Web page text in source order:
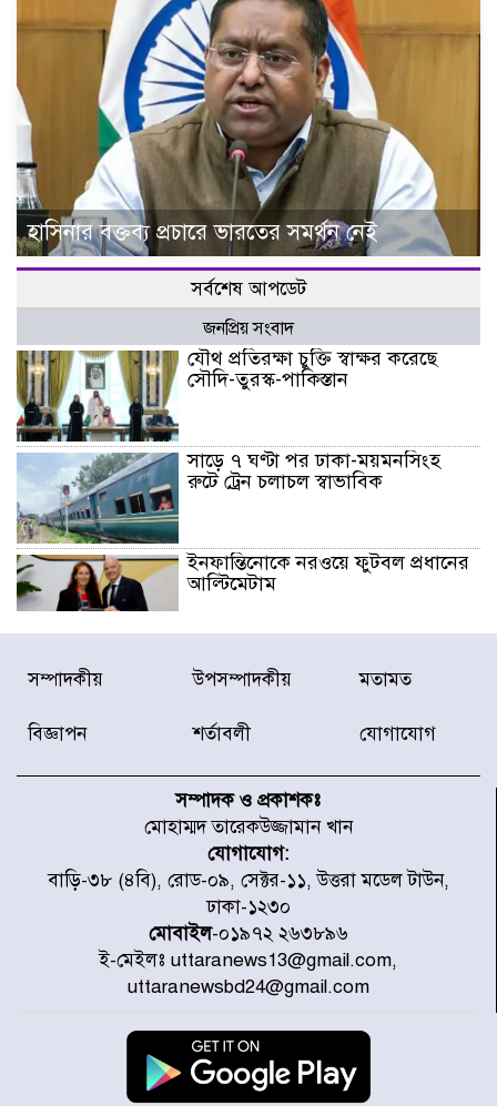
হাসিনার বক্তব্য প্রচারে ভারতের সমর্থন নেই
সর্বশেষ আপডেট
জনপ্রিয় সংবাদ
যৌথ প্রতিরক্ষা চুক্তি স্বাক্ষর করেছে
সৌদি-তুরস্ক-পাকিস্তান
সাড়ে ৭ ঘণ্টা পর ঢাকা-ময়মনসিংহ
রুটে ট্রেন চলাচল স্বাভাবিক
ইনফান্তিনোকে নরওয়ে ফুটবল প্রধানের
আল্টিমেটাম
দেশে ভারি বৃষ্টির সতর্কবার্তা, ১০
জেলায় বন্যার পূর্বাভাস
স্থাপনের উদ্যোগ চান মিয়া ব্যাপারীর
৭ জেলায় ঝোড়ো হাওয়াসহ বজ্রবৃষ্টির
শঙ্কা
বগুড়া ও সিলেটে সড়ক দুর্ঘটনায় নিহত
১৫
জুলাইয়ে দেশজুড়ে ৪৫৮টি সড়ক
দুর্ঘটনায় ৪১৬ জন নিহত হয়েছেন
সম্পাদকীয় উপসম্পাদকীয় মতামত
বিজ্ঞাপন শর্তাবলী যোগাযোগ
সম্পাদক ও প্রকাশকঃ
মোহাম্মদ তারেকউজ্জামান খান
যোগাযোগ:
বাড়ি-৩৮ (৪বি), রোড-০৯, সেক্টর-১১, উত্তরা মডেল টাউন,
ঢাকা-১২৩০
মোবাইল-০১৯৭২ ২৬৩৮৯৬
ই-মেইলঃ uttaranews13@gmail.com,
uttaranewsbd24@gmail.com